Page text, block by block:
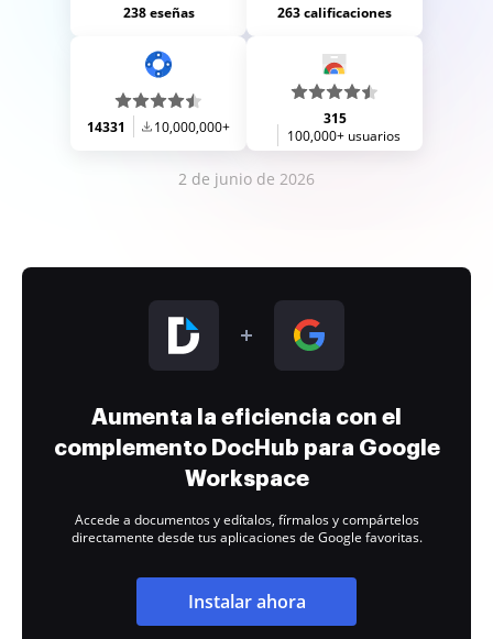
238 eseñas 263 calificaciones
14331 10,000,000+
315
100,000+ usuarios
2 de junio de 2026
Aumenta la eficiencia con el
complemento DocHub para Google
Workspace
Accede a documentos y edítalos, fírmalos y compártelos
directamente desde tus aplicaciones de Google favoritas.
Instalar ahora